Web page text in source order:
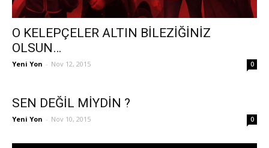
O KELEPÇELER ALTIN BİLEZİĞİNİZ
OLSUN…
Yeni Yon - Nov 12, 2015 0
SEN DEĞİL MİYDİN ?
Yeni Yon - Nov 10, 2015 0